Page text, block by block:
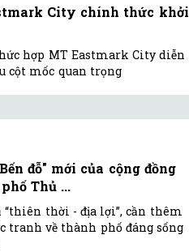
City chính thức khởi
hợp MT Eastmark City diễn
cột mốc quan trọng
đỗ" mới của cộng đồng
Thủ ...
“thiên thời - địa lợi”, cần thêm
tranh về thành phố đáng sống